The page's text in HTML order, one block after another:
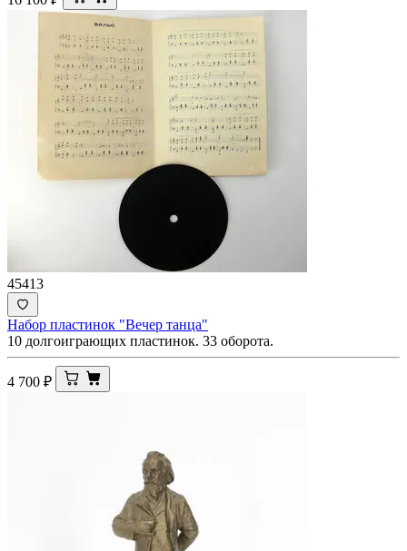
45413
Набор пластинок "Вечер танца"
10 долгоиграющих пластинок. 33 оборота.
4 700 ₽